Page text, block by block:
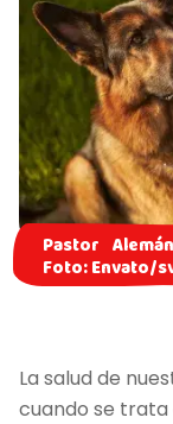
Pastor
Foto: Envato/
La salud de
cuando se trata